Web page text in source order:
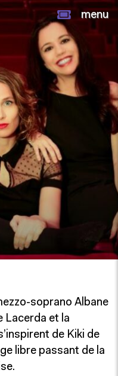
menu
soprano Albane
Lacerda et la
de Kiki de
libre passant de la